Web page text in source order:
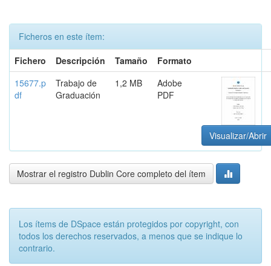
Ficheros en este ítem:
Fichero
Descripción Tamaño
Formato
15677.p
df
Trabajo de
Graduación
1,2 MB
Adobe
PDF
Visualizar/Abrir
Mostrar el registro Dublin Core completo del ítem
Los ítems de DSpace están protegidos por copyright, con
todos los derechos reservados, a menos que se indique lo
contrario.